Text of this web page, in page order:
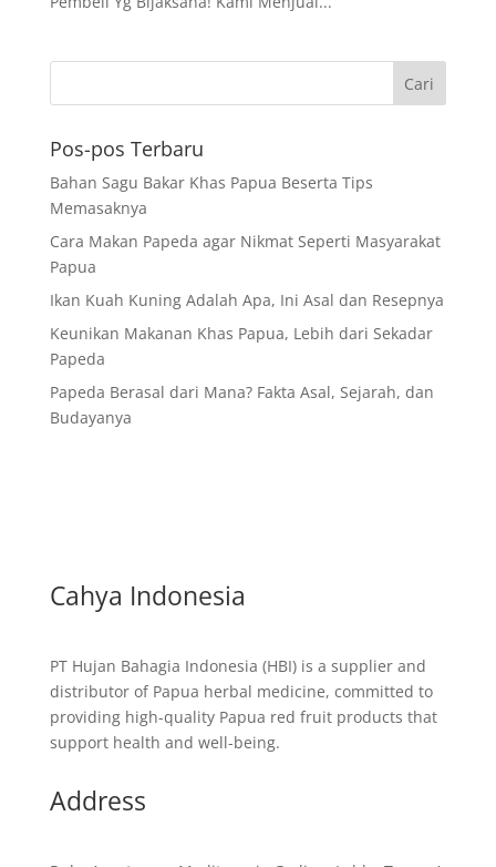
Pos-pos Terbaru
Bahan Sagu Bakar Khas Papua Beserta Tips
Memasaknya
Cara Makan Papeda agar Nikmat Seperti Masyarakat
Papua
Ikan Kuah Kuning Adalah Apa, Ini Asal dan Resepnya
Keunikan Makanan Khas Papua, Lebih dari Sekadar
Papeda
Papeda Berasal dari Mana? Fakta Asal, Sejarah, dan
Budayanya
Cahya Indonesia
PT Hujan Bahagia Indonesia (HBI) is a supplier and
distributor of Papua herbal medicine, committed to
providing high-quality Papua red fruit products that
support health and well-being.
Address